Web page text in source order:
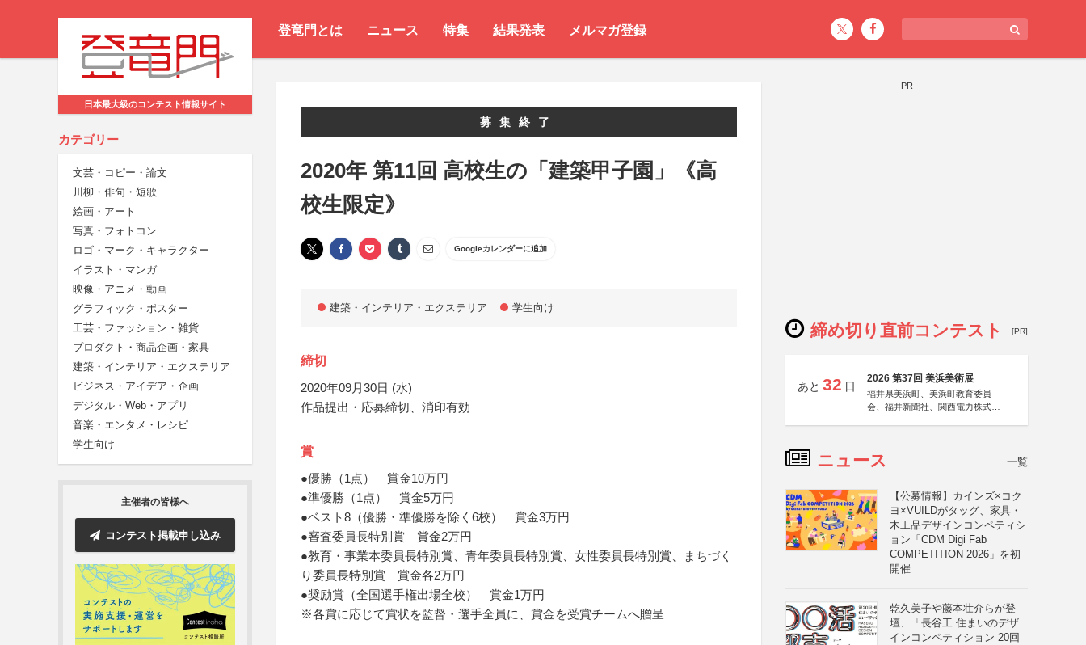
登竜門とは ニュース 特集 結果発表 メルマガ登録
日本最大級のコンテスト情報サイト
カテゴリー
文芸・コピー・論文
川柳・俳句・短歌
絵画・アート
写真・フォトコン
ロゴ・マーク・キャラクター
イラスト・マンガ
映像・アニメ・動画
グラフィック・ポスター
工芸・ファッション・雑貨
プロダクト・商品企画・家具
建築・インテリア・エクステリア
ビジネス・アイデア・企画
デジタル・Web・アプリ
音楽・エンタメ・レシピ
学生向け
主催者の皆様へ
コンテスト掲載申し込み
募集終了
2020年 第11回 高校生の「建築甲子園」《高
校生限定》
Googleカレンダーに追加
建築・インテリア・エクステリア 学生向け
締切
2020年09月30日 (水)
作品提出・応募締切、消印有効
賞
●優勝（1点） 賞金10万円
●準優勝（1点） 賞金5万円
●ベスト8（優勝・準優勝を除く6校） 賞金3万円
●審査委員長特別賞 賞金2万円
●教育・事業本委員長特別賞、青年委員長特別賞、女性委員長特別賞、まちづく
り委員長特別賞 賞金各2万円
●奨励賞（全国選手権出場全校） 賞金1万円
※各賞に応じて賞状を監督・選手全員に、賞金を受賞チームへ贈呈
PR
締め切り直前コンテスト [PR]
あと 32 日
2026 第37回 美浜美術展
福井県美浜町、美浜町教育委員
会、福井新聞社、関西電力株式会
ニュース 一覧
【公募情報】カインズ×コク
ヨ×VUILDがタッグ、家具・
木工品デザインコンペティシ
ョン「CDM Digi Fab
COMPETITION 2026」を初
開催
乾久美子や藤本壮介らが登
壇、「長谷工 住まいのデザ
インコンペティション 20回